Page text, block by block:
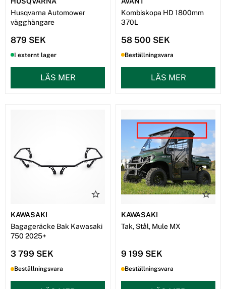
Husqvarna Automower
vägghängare
879 SEK
I externt lager
LÄS MER
Kombiskopa HD 1800mm
370L
58 500 SEK
Beställningsvara
LÄS MER
KAWASAKI
Bagageräcke Bak Kawasaki
750 2025+
3 799 SEK
Beställningsvara
KAWASAKI
Tak, Stål, Mule MX
9 199 SEK
Beställningsvara